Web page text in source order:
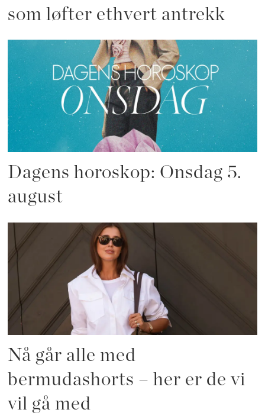
som løfter ethvert antrekk
Dagens horoskop: Onsdag 5.
august
Nå går alle med
bermudashorts – her er de vi
vil gå med